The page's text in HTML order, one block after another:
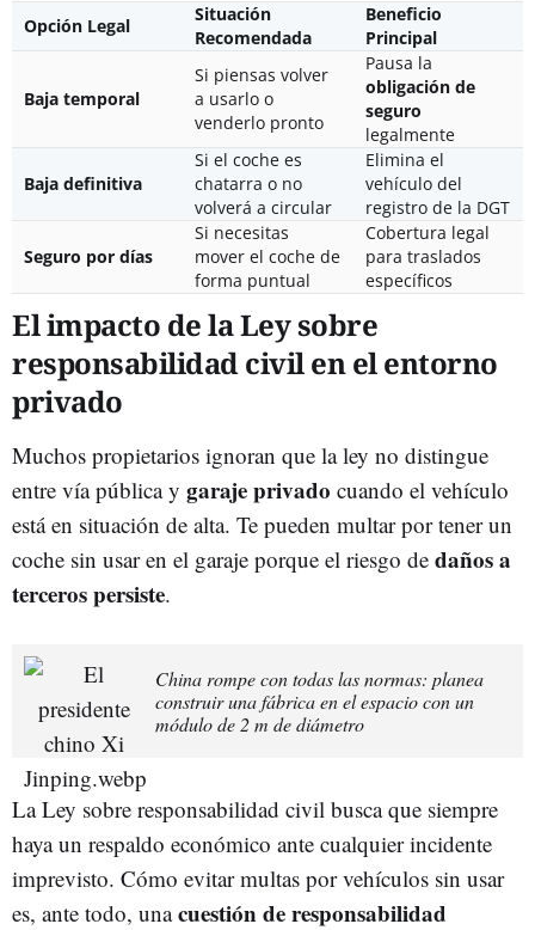
Opción Legal
Situación
Recomendada
Beneficio
Principal
Baja temporal
Si piensas volver
a usarlo o
venderlo pronto
Pausa la
obligación de
seguro
legalmente
Baja definitiva
Si el coche es
chatarra o no
volverá a circular
Elimina el
vehículo del
registro de la DGT
Seguro por días
Si necesitas
mover el coche de
forma puntual
Cobertura legal
para traslados
específicos
El impacto de la Ley sobre
responsabilidad civil en el entorno
privado
Muchos propietarios ignoran que la ley no distingue
entre vía pública y garaje privado cuando el vehículo
está en situación de alta. Te pueden multar por tener un
coche sin usar en el garaje porque el riesgo de daños a
terceros persiste.
China rompe con todas las normas: planea
construir una fábrica en el espacio con un
módulo de 2 m de diámetro
La Ley sobre responsabilidad civil busca que siempre
haya un respaldo económico ante cualquier incidente
imprevisto. Cómo evitar multas por vehículos sin usar
es, ante todo, unacuestión de responsabilidad